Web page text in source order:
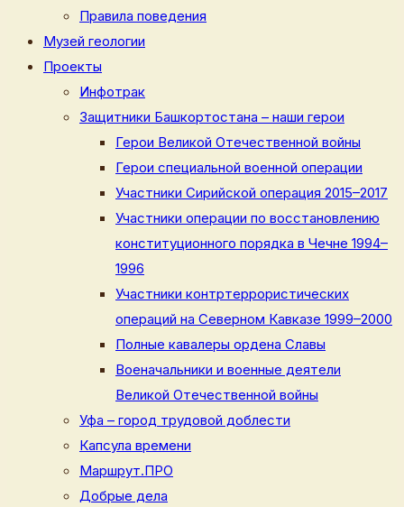
Правила поведения
Музей геологии
Проекты
Инфотрак
Защитники Башкортостана – наши герои
Герои Великой Отечественной войны
Герои специальной военной операции
Участники Сирийской операция 2015–2017
Участники операции по восстановлению
конституционного порядка в Чечне 1994–
1996
Участники контртеррористических
операций на Северном Кавказе 1999–2000
Полные кавалеры ордена Славы
Военачальники и военные деятели
Великой Отечественной войны
Уфа – город трудовой доблести
Капсула времени
Маршрут.ПРО
Добрые дела